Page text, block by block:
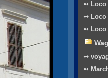
➻ Loco
➻ Loco
➻ Loco
➻
➻